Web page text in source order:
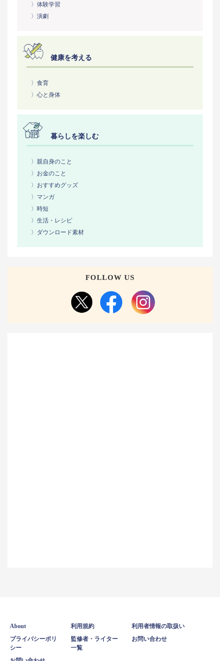
〉体験学習
〉演劇
健康を考える
〉食育
〉心と身体
暮らしを楽しむ
〉親自身のこと
〉お金のこと
〉おすすめグッズ
〉マンガ
〉時短
〉生活・レシピ
〉ダウンロード素材
FOLLOW US
About 利用規約 利用者情報の取扱い
プライバシーポリ
シー
監修者・ライター
一覧
お問い合わせ